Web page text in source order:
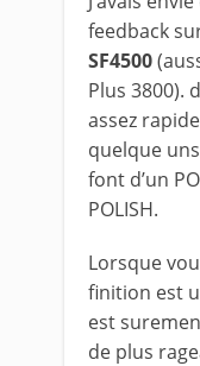
feedback
SF4500
Plus 3800).
assez
quelque
font d’un
POLISH.
Lorsque
finition est
est
de plus